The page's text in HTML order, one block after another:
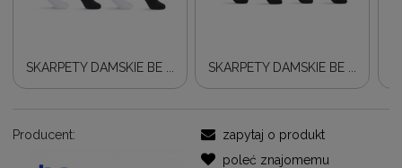
SKARPETY DAMSKIE BE ... SKARPETY DAMSKIE BE ...
Producent:
zapytaj o produkt
poleć znajomemu